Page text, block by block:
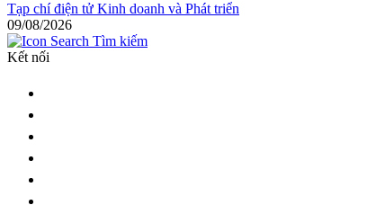
Tạp chí điện tử Kinh doanh và Phát triển
09/08/2026
Tìm kiếm
Kết nối